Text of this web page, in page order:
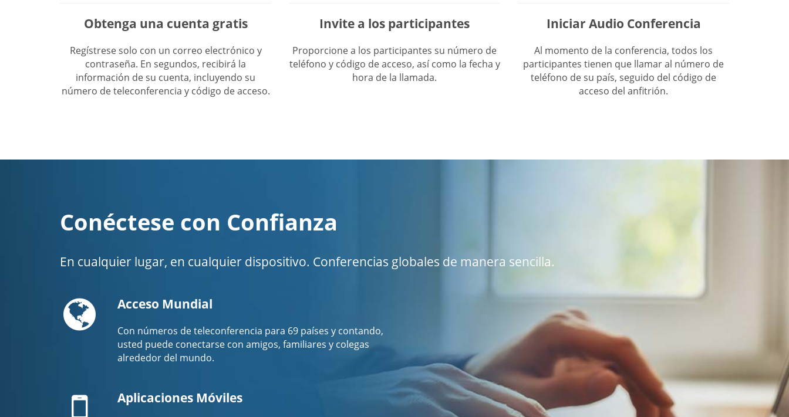
Obtenga una cuenta gratis
Regístrese solo con un correo electrónico y
contraseña. En segundos, recibirá la
información de su cuenta, incluyendo su
número de teleconferencia y código de acceso.
Invite a los participantes
Proporcione a los participantes su número de
teléfono y código de acceso, así como la fecha y
hora de la llamada.
Iniciar Audio Conferencia
Al momento de la conferencia, todos los
participantes tienen que llamar al número de
teléfono de su país, seguido del código de
acceso del anfitrión.
Conéctese con Confianza
En cualquier lugar, en cualquier dispositivo. Conferencias globales de manera sencilla.
GlobeAcceso Mundial
Con números de teleconferencia para 69 países y contando,
usted puede conectarse con amigos, familiares y colegas
alrededor del mundo.
Mobile Aplicaciones Móviles